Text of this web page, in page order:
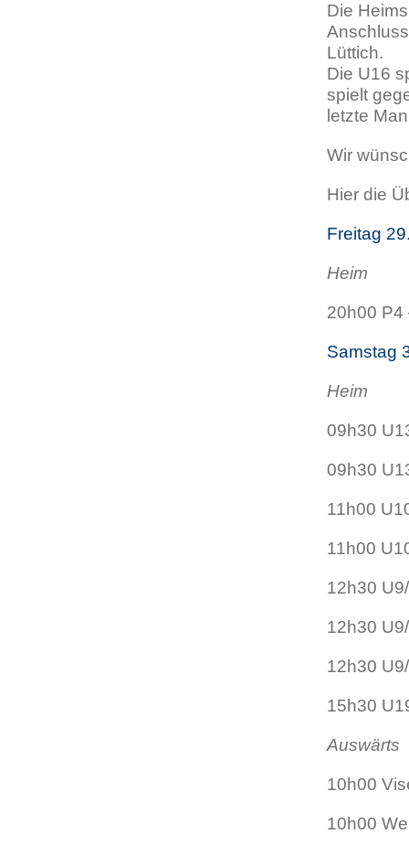
Die
Lüttich.
Die U16
spielt
letzte
Wir
Hier die
Freitag
Heim
20h00 P4
Samstag
Heim
09h30
09h30
11h00
11h00
12h30
12h30
12h30
15h30
Auswärts
10h00
10h00